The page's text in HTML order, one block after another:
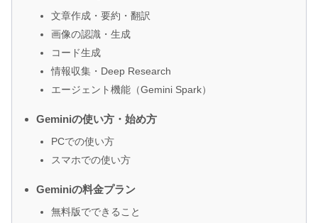
文章作成・要約・翻訳
画像の認識・生成
コード生成
情報収集・Deep Research
エージェント機能（Gemini Spark）
Geminiの使い方・始め方
PCでの使い方
スマホでの使い方
Geminiの料金プラン
無料版でできること